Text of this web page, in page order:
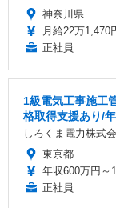
神奈川県
月給22万1,470
正社員
1級電気工事施工
格取得支援あり/
しろくま電力株式
東京都
年収600万円～
正社員